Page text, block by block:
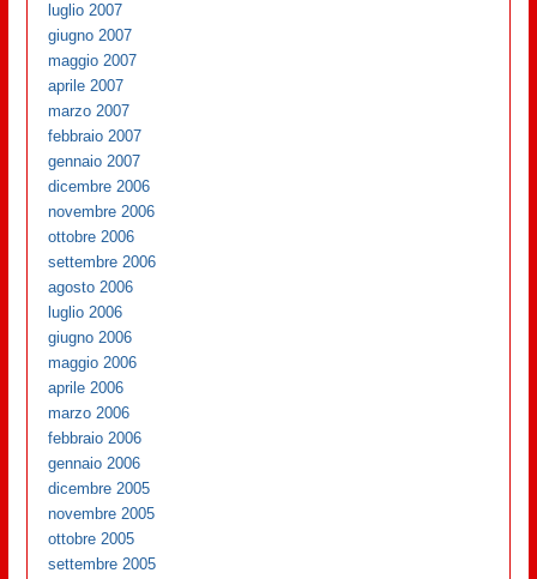
luglio 2007
giugno 2007
maggio 2007
aprile 2007
marzo 2007
febbraio 2007
gennaio 2007
dicembre 2006
novembre 2006
ottobre 2006
settembre 2006
agosto 2006
luglio 2006
giugno 2006
maggio 2006
aprile 2006
marzo 2006
febbraio 2006
gennaio 2006
dicembre 2005
novembre 2005
ottobre 2005
settembre 2005